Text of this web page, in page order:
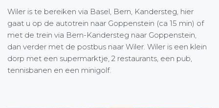
Wiler is te bereiken via Basel, Bern, Kandersteg, hier
gaat u op de autotrein naar Goppenstein (ca 15 min) of
met de trein via Bern-Kandersteg naar Goppenstein,
dan verder met de postbus naar Wiler. Wiler is een klein
dorp met een supermarktje, 2 restaurants, een pub,
tennisbanen en een minigolf.